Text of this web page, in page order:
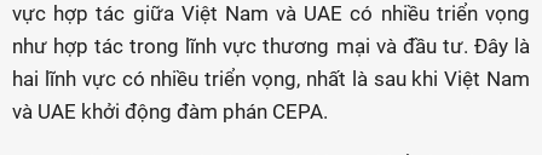
vực hợp tác giữa Việt Nam và UAE có nhiều triển vọng
như hợp tác trong lĩnh vực thương mại và đầu tư. Đây là
hai lĩnh vực có nhiều triển vọng, nhất là sau khi Việt Nam
và UAE khởi động đàm phán CEPA.